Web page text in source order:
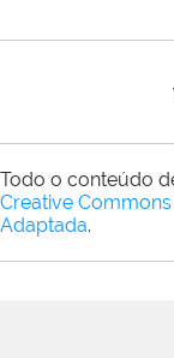
Todo o conteúdo
Creative
Adaptada.